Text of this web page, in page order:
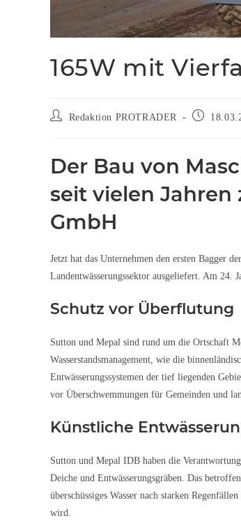
165W mit
Redaktion PROTRADER
Der Bau von
seit vielen Jahren
GmbH
Jetzt hat das Unternehmen den ersten Bagger
Landentwässerungssektor ausgeliefert. Am 24.
Schutz vor Überflutung
Sutton und Mepal sind rund um die Ortschaft
Wasserstandsmanagement, wie die
Entwässerungssystemen der tief liegenden
vor Überschwemmungen für Gemeinden und
Künstliche
Sutton und Mepal IDB haben die
Deiche und Entwässerungsgräben. Das
überschüssiges Wasser nach starken
wird.